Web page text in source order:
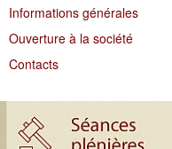
Informations générales
Ouverture à la société
Contacts